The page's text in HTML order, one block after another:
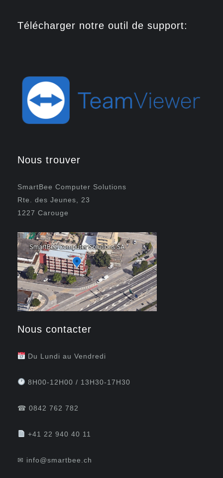
Télécharger notre outil de support:
Nous trouver
SmartBee Computer Solutions
Rte. des Jeunes, 23
1227 Carouge
Nous contacter
Du Lundi au Vendredi
8H00-12H00 / 13H30-17H30
☎ 0842 762 782
+41 22 940 40 11
✉ info@smartbee.ch